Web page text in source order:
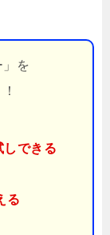
」を
しできる
る